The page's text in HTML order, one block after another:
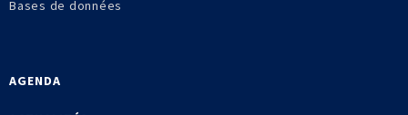
Bases de données
AGENDA